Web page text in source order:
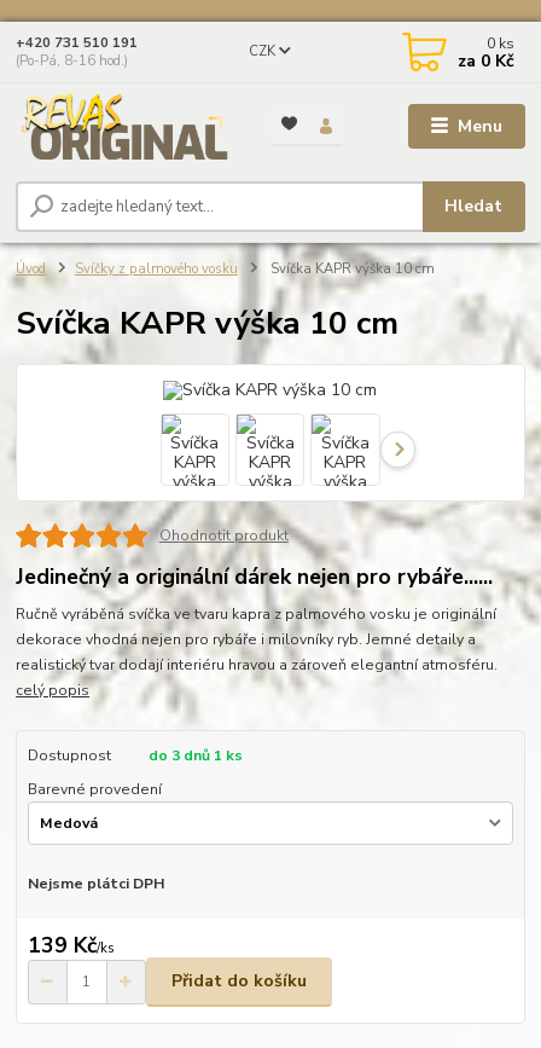
Menu
CZK
Hledat
+420 731 510 191
(Po-Pá, 8-16 hod.)
0 ks
za 0 Kč
Úvod Svíčky z palmového vosku Svíčka KAPR výška 10 cm
Svíčka KAPR výška 10 cm
Ohodnotit produkt
Jedinečný a originální dárek nejen pro rybáře......
Ručně vyráběná svíčka ve tvaru kapra z palmového vosku je originální
dekorace vhodná nejen pro rybáře i milovníky ryb. Jemné detaily a
realistický tvar dodají interiéru hravou a zároveň elegantní atmosféru.
celý popis
Dostupnost
do 3 dnů 1 ks
Barevné provedení
Nejsme plátci DPH
139 Kč/ks
Přidat do košíku